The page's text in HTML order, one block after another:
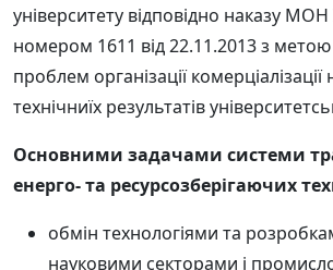
університету відповідно наказу МОН
номером 1611 від 22.11.2013 з
проблем організації комерціалізації
технічниїх результатів
Основними задачами системи
енерго- та ресурсозберігаючих
обмін технологіями та
науковими секторами і